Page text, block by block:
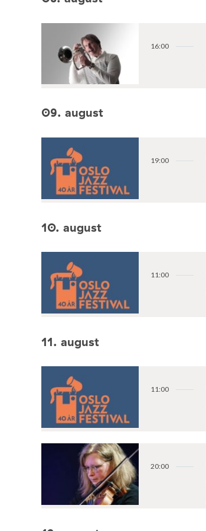
16:00
09. august
19:00
10. august
11:00
11. august
11:00
20:00